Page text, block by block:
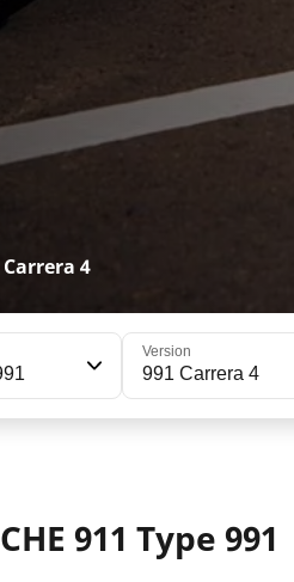
Carrera 4
Version
991 Carrera 4
911 Type 991